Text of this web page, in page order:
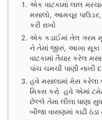
એક વાટકામાં લાલ
મસાલો, આમચૂર પાઉડર,
કરી રાખો
એક કડાઈમાં તેલ ગરમ
ને તેમાં જીરું, આખા સૂકા
વાટકામાં તૈયાર કરેલ
પાંચ ચમચી પાણી નાખી
હવે મસાલામાં મેસ કરેલા
મિક્સ કરો હવે એમાં
છેલ્લે તેમા લીલા ધાણા
બીજા વાસણમાં કાઢી ઠંડા